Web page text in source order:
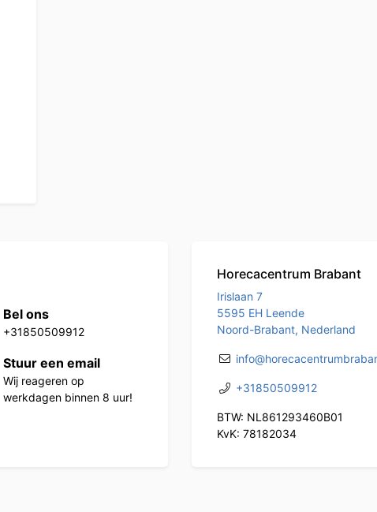
Bel ons
+31850509912
Stuur een email
Wij reageren op
werkdagen binnen 8 uur!
Horecacentrum Brabant
Irislaan 7
5595 EH Leende
Noord-Brabant, Nederland
+31850509912
BTW: NL861293460B01
KvK: 78182034